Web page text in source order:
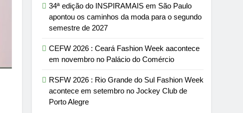
34ª edição do INSPIRAMAIS em São Paulo
apontou os caminhos da moda para o segundo
semestre de 2027
CEFW 2026 : Ceará Fashion Week aacontece
em novembro no Palácio do Comércio
RSFW 2026 : Rio Grande do Sul Fashion Week
acontece em setembro no Jockey Club de
Porto Alegre